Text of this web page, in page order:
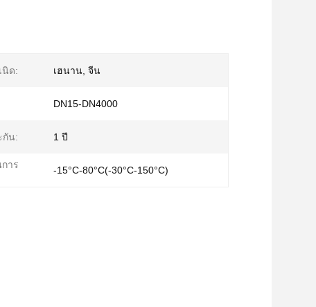
นิด: เฮนาน, จีน
DN15-DN4000
กัน: 1 ปี
าร
-15°C-80°C(-30°C-150°C)